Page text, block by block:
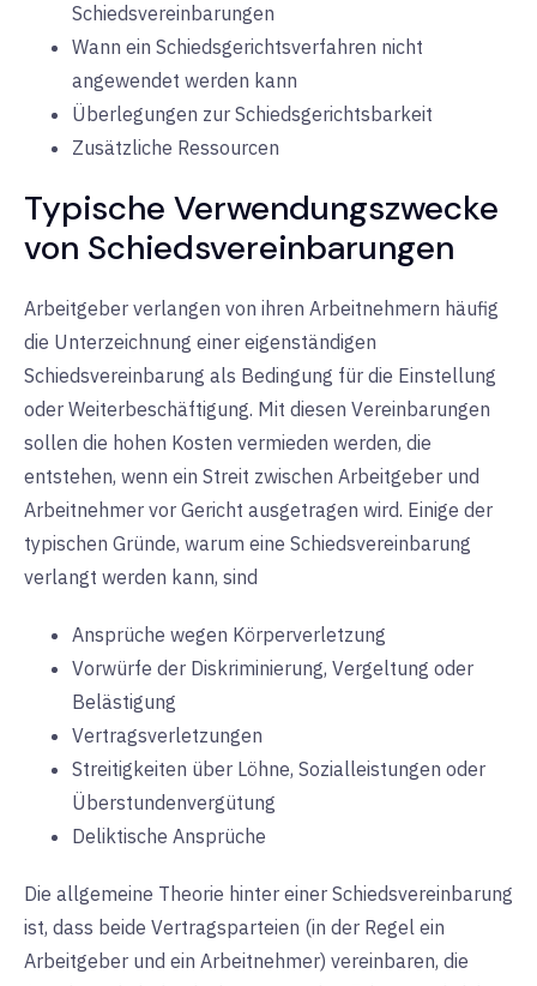
Schiedsvereinbarungen
Wann ein Schiedsgerichtsverfahren nicht
angewendet werden kann
Überlegungen zur Schiedsgerichtsbarkeit
Zusätzliche Ressourcen
Typische Verwendungszwecke
von Schiedsvereinbarungen
Arbeitgeber verlangen von ihren Arbeitnehmern häufig
die Unterzeichnung einer eigenständigen
Schiedsvereinbarung als Bedingung für die Einstellung
oder Weiterbeschäftigung. Mit diesen Vereinbarungen
sollen die hohen Kosten vermieden werden, die
entstehen, wenn ein Streit zwischen Arbeitgeber und
Arbeitnehmer vor Gericht ausgetragen wird. Einige der
typischen Gründe, warum eine Schiedsvereinbarung
verlangt werden kann, sind
Ansprüche wegen Körperverletzung
Vorwürfe der Diskriminierung, Vergeltung oder
Belästigung
Vertragsverletzungen
Streitigkeiten über Löhne, Sozialleistungen oder
Überstundenvergütung
Deliktische Ansprüche
Die allgemeine Theorie hinter einer Schiedsvereinbarung
ist, dass beide Vertragsparteien (in der Regel ein
Arbeitgeber und ein Arbeitnehmer) vereinbaren, die